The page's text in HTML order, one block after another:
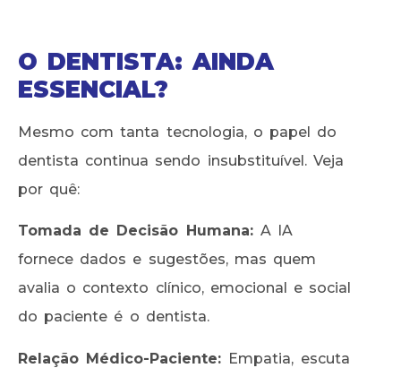
O DENTISTA: AINDA
ESSENCIAL?
Mesmo com tanta tecnologia, o papel do
dentista continua sendo insubstituível. Veja
por quê:
Tomada de Decisão Humana: A IA
fornece dados e sugestões, mas quem
avalia o contexto clínico, emocional e social
do paciente é o dentista.
Relação Médico-Paciente: Empatia, escuta